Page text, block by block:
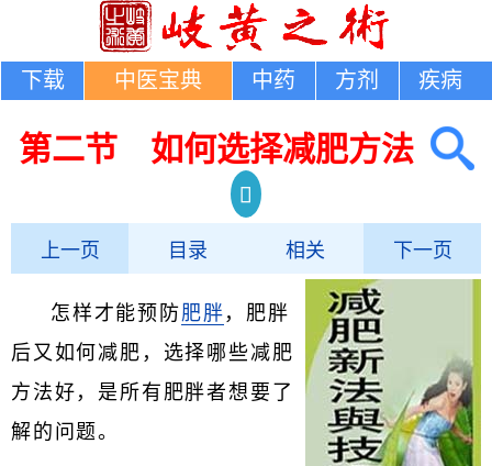
下载 中医宝典 中药 方剂 疾病
第二节 如何选择减肥方法
上一页 目录 相关 下一页
怎样才能预防肥胖 ，肥胖
后又如何减肥，选择哪些减肥
方法好，是所有肥胖者想要了
解的问题。